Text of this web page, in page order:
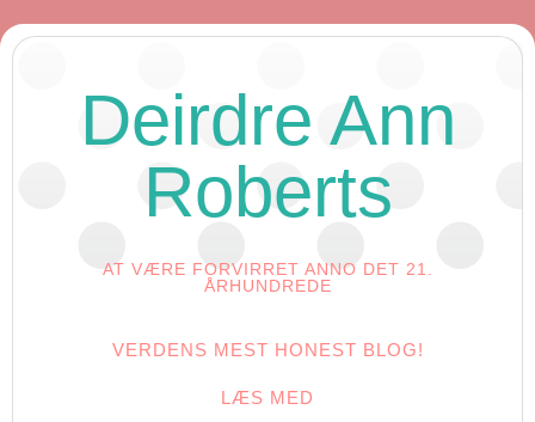
Deirdre Ann
Roberts
AT VÆRE FORVIRRET ANNO DET 21.
ÅRHUNDREDE
VERDENS MEST HONEST BLOG!
LÆS MED